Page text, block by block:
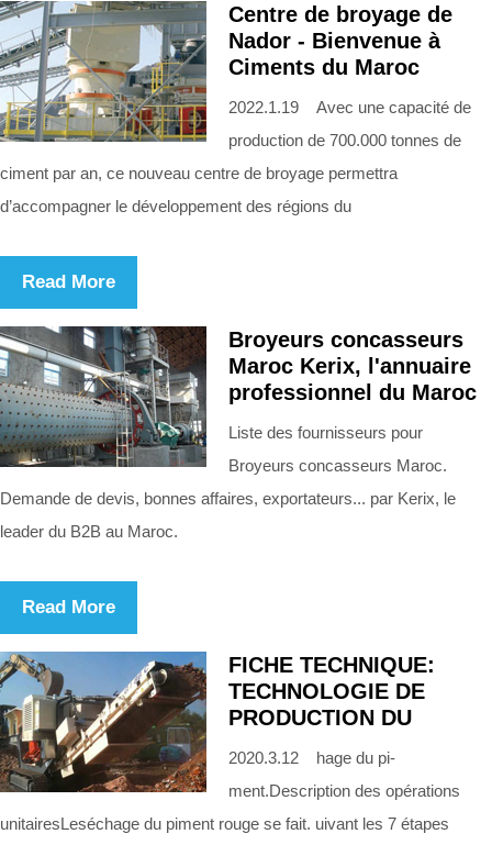
Centre de broyage de
Nador - Bienvenue à
Ciments du Maroc
2022.1.19 Avec une capacité de
production de 700.000 tonnes de
ciment par an, ce nouveau centre de broyage permettra
d’accompagner le développement des régions du
Read More
Broyeurs concasseurs
Maroc Kerix, l'annuaire
professionnel du Maroc
Liste des fournisseurs pour
Broyeurs concasseurs Maroc.
Demande de devis, bonnes affaires, exportateurs... par Kerix, le
leader du B2B au Maroc.
Read More
FICHE TECHNIQUE:
TECHNOLOGIE DE
PRODUCTION DU
2020.3.12 hage du pi-
ment.Description des opérations
unitairesLeséchage du piment rouge se fait. uivant les 7 étapes